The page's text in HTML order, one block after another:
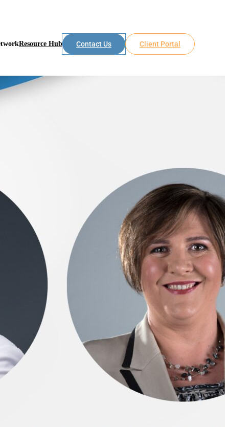
Resource Hub Contact Us Client Portal